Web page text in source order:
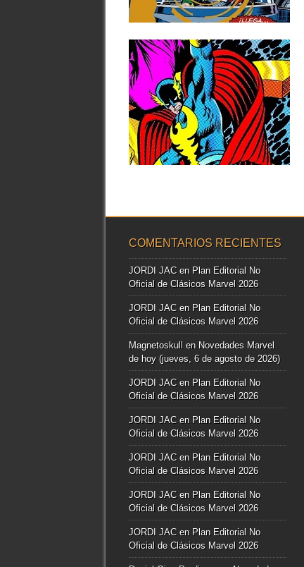
▶
13.12.22
RESEÑAS: LOS
DEFENSORES: MARVEL
LIMITED EDITION 4: «EL
DIA-D» (1976-1978)
Tras la excelente etapa guionizada por
Steve Gerber que copó el...
▶
COMENTARIOS RECIENTES
JORDI JAC en Plan Editorial No
Oficial de Clásicos Marvel 2026
JORDI JAC en Plan Editorial No
Oficial de Clásicos Marvel 2026
Magnetoskull en Novedades Marvel
de hoy (jueves, 6 de agosto de 2026)
JORDI JAC en Plan Editorial No
Oficial de Clásicos Marvel 2026
JORDI JAC en Plan Editorial No
Oficial de Clásicos Marvel 2026
JORDI JAC en Plan Editorial No
Oficial de Clásicos Marvel 2026
JORDI JAC en Plan Editorial No
Oficial de Clásicos Marvel 2026
JORDI JAC en Plan Editorial No
Oficial de Clásicos Marvel 2026